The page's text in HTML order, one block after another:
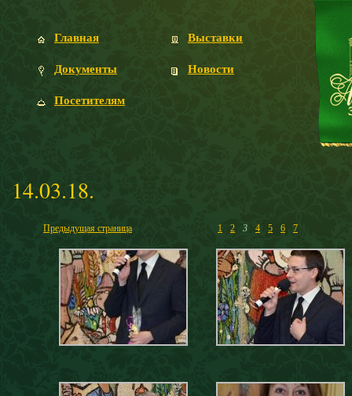
Главная
Документы
Посетителям
Выставки
Новости
14.03.18.
Предыдущая страница 1 2 3 4 5 6 7